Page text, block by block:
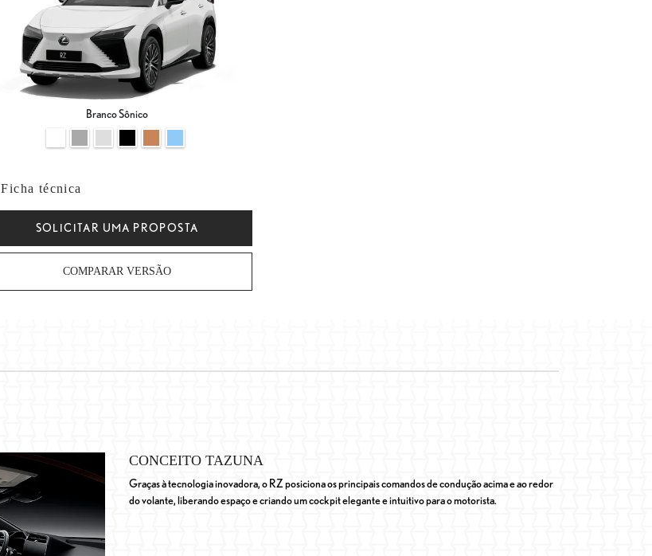
Branco Sônico
Ficha técnica
SOLICITAR UMA PROPOSTA
COMPARAR VERSÃO
CONCEITO TAZUNA
Graças à tecnologia inovadora, o RZ posiciona os principais comandos de condução acima e ao redor
do volante, liberando espaço e criando um cockpit elegante e intuitivo para o motorista.